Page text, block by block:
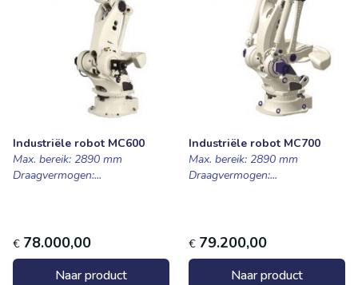
Industriële robot MC600
Max. bereik: 2890 mm
Draagvermogen:...
€ 78.000,00
Naar product
Industriële robot MC700
Max. bereik: 2890 mm
Draagvermogen:...
€ 79.200,00
Naar product